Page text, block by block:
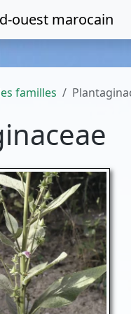
ouest marocain
familles